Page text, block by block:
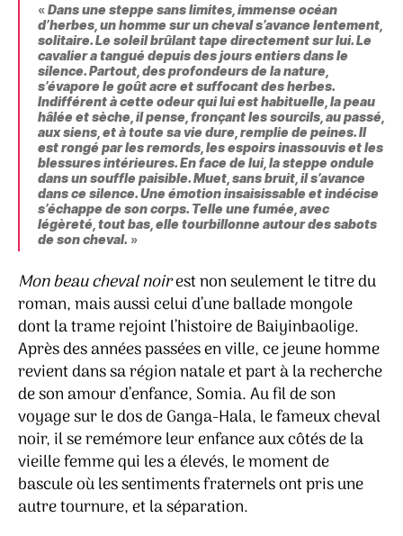
«Dans une steppe sans limites, immense océan
d’herbes, un homme sur un cheval s’avance lentement,
solitaire. Le soleil brûlant tape directement sur lui. Le
cavalier a tangué depuis des jours entiers dans le
silence. Partout, des profondeurs de la nature,
s’évapore le goût acre et suffocant des herbes.
Indifférent à cette odeur qui lui est habituelle, la peau
hâlée et sèche, il pense, fronçant les sourcils, au passé,
aux siens, et à toute sa vie dure, remplie de peines. Il
est rongé par les remords, les espoirs inassouvis et les
blessures intérieures. En face de lui, la steppe ondule
dans un souffle paisible. Muet, sans bruit, il s’avance
dans ce silence. Une émotion insaisissable et indécise
s’échappe de son corps. Telle une fumée, avec
légèreté, tout bas, elle tourbillonne autour des sabots
de son cheval. »
Mon beau cheval noirest non seulement le titre du
roman, mais aussi celui d’une ballade mongole
dont la trame rejoint l’histoire de Baiyinbaolige.
Après des années passées en ville, ce jeune homme
revient dans sa région natale et part à la recherche
de son amour d’enfance, Somia. Au fil de son
voyage sur le dos de Ganga-Hala, le fameux cheval
noir, il se remémore leur enfance aux côtés de la
vieille femme qui les a élevés, le moment de
bascule où les sentiments fraternels ont pris une
autre tournure, et la séparation.